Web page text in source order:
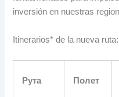
inversión en nuestras
Itinerarios* de la nueva ruta:
Рута Полет